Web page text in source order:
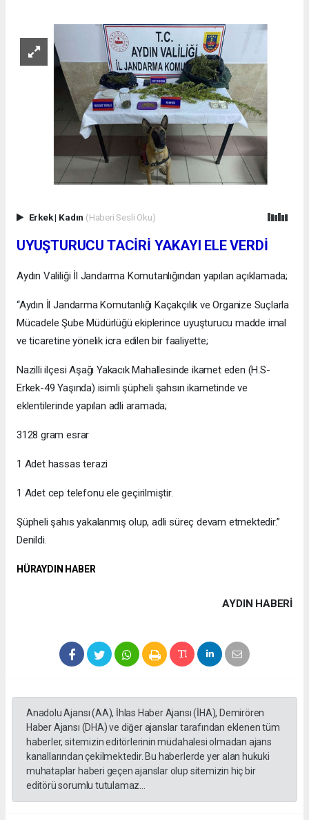
Erkek| Kadın (Haberi Sesli Oku)
UYUŞTURUCU TACİRİ YAKAYI ELE VERDİ
Aydın Valiliği İl Jandarma Komutanlığından yapılan açıklamada;
“Aydın İl Jandarma Komutanlığı Kaçakçılık ve Organize Suçlarla
Mücadele Şube Müdürlüğü ekiplerince uyuşturucu madde imal
ve ticaretine yönelik icra edilen bir faaliyette;
Nazilli ilçesi Aşağı Yakacık Mahallesinde ikamet eden (H.S-
Erkek-49 Yaşında) isimli şüpheli şahsın ikametinde ve
eklentilerinde yapılan adli aramada;
3128 gram esrar
1 Adet hassas terazi
1 Adet cep telefonu ele geçirilmiştir.
Şüpheli şahıs yakalanmış olup, adli süreç devam etmektedir.”
Denildi.
HÜRAYDIN HABER
AYDIN HABERİ
Anadolu Ajansı (AA), İhlas Haber Ajansı (İHA), Demirören
Haber Ajansı (DHA) ve diğer ajanslar tarafından eklenen tüm
haberler, sitemizin editörlerinin müdahalesi olmadan ajans
kanallarından çekilmektedir. Bu haberlerde yer alan hukuki
muhataplar haberi geçen ajanslar olup sitemizin hiç bir
editörü sorumlu tutulamaz...